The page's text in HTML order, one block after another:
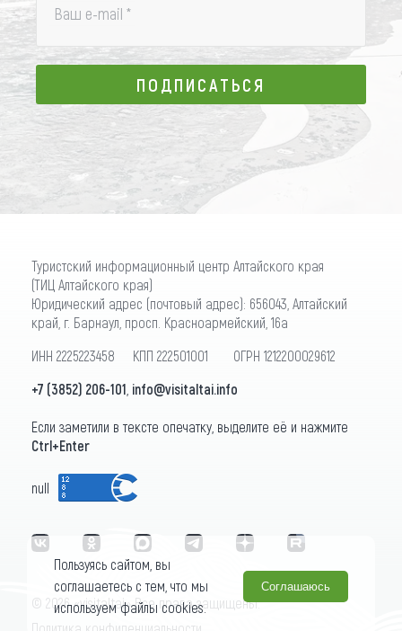
Ваш e-mail *
ПОДПИСАТЬСЯ
ПОДПИСАТЬСЯ
Туристский информационный центр Алтайского края
(ТИЦ Алтайского края)
Юридический адрес (почтовый адрес): 656043, Алтайский
край, г. Барнаул, просп. Красноармейский, 16а
ИНН 2225223458 КПП 222501001 ОГРН 1212200029612
+7 (3852) 206-101 info@visitaltai.info
Если заметили в тексте опечатку, выделите её и нажмите
Ctrl+Enter
null
© 2026 «visitaltai» Все права защищены.
Политика конфиденциальности
Пользуясь сайтом, вы
соглашаетесь с тем, что мы
используем файлы cookies.
Соглашаюсь